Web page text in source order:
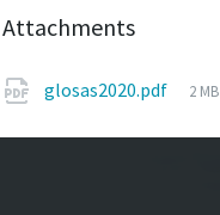
Attachments
glosas2020.pdf
File
2 MB